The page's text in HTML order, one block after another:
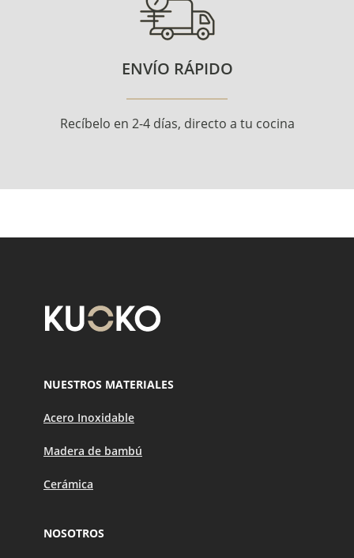
ENVÍO RÁPIDO
Recíbelo en 2-4 días, directo a tu cocina
NUESTROS MATERIALES
Acero Inoxidable
Madera de bambú
Cerámica
NOSOTROS